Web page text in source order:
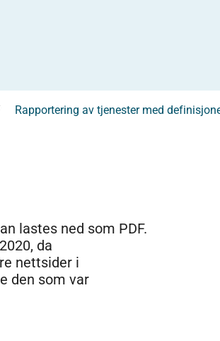
Rapportering av tjenester med
lastes ned som PDF.
da
nettsider i
den som var